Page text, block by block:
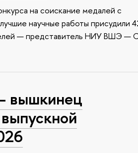
на соискание медалей с
научные работы присудили
— представитель НИУ ВШЭ —
вышкинец